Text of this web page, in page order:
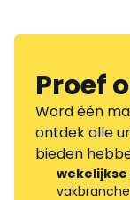
Proef
Word één
ontdek alle
bieden
vakbranche